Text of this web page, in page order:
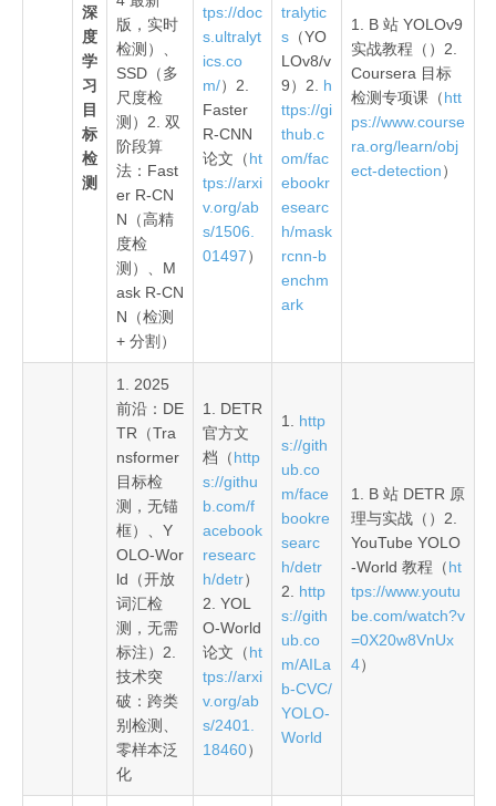
深
度
学
习
目
标
检
测
版，实时
检测）、
SSD（多
尺度检
测）2. 双
阶段算
法：Fast
er R-CN
N（高精
度检
测）、M
ask R-CN
N（检测
+ 分割）
tps://doc
s.ultralyt
ics.co
m/）2.
Faster
R-CNN
论文（ht
tps://arxi
v.org/ab
s/1506.
01497）
tralytic
s（YO
LOv8/v
9）2. h
ttps://gi
thub.c
om/fac
ebookr
esearc
h/mask
rcnn-b
enchm
ark
1. B 站 YOLOv9
实战教程（）2.
Coursera 目标
检测专项课（htt
ps://www.course
ra.org/learn/obj
ect-detection）
1. 2025
前沿：DE
TR（Tra
nsformer
目标检
测，无锚
框）、Y
OLO-Wor
ld（开放
词汇检
测，无需
标注）2.
技术突
破：跨类
别检测、
零样本泛
化
1. DETR
官方文
档（http
s://githu
b.com/f
acebook
researc
h/detr）
2. YOL
O-World
论文（ht
tps://arxi
v.org/ab
s/2401.
18460）
1. http
s://gith
ub.co
m/face
bookre
searc
h/detr
2. http
s://gith
ub.co
m/AILa
b-CVC/
YOLO-
World
1. B 站 DETR 原
理与实战（）2.
YouTube YOLO
-World 教程（ht
tps://www.youtu
be.com/watch?v
=0X20w8VnUx
4）